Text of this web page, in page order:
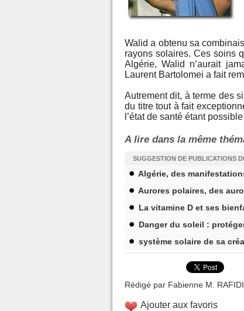
Walid a obtenu sa
rayons solaires. Ces soins
Algérie, Walid n’aurait
Laurent Bartolomei a fait
Autrement dit, à terme des
du titre tout à fait
l’état de santé étant
A lire dans la même
SUGGESTION DE PUBLICATIONS
Algérie, des
Aurores polaires, des
La vitamine D et ses
Danger du soleil :
système solaire de sa
Rédigé par Fabienne M.
Ajouter aux favoris